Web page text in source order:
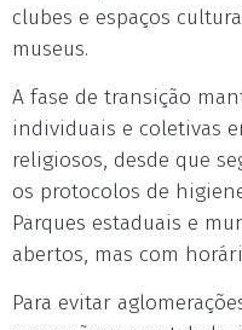
clubes e espaços
museus.
A fase de transição
individuais e coletivas
religiosos, desde que
os protocolos de
Parques estaduais e
abertos, mas com
Para evitar